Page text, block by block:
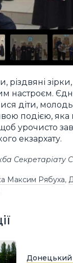
різдвяні
настроєм.
діти,
подією, яка
урочисто
екзархату.
Секретаріату
Максим Рябуха,
Донецький